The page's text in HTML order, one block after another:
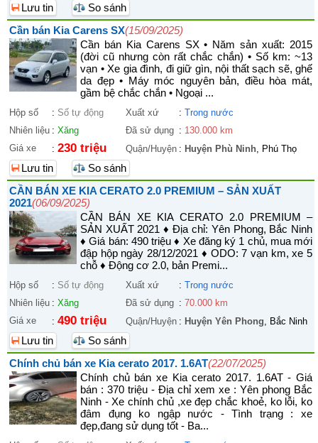
Lưu tin
So sánh
Cần bán Kia Carens SX(15/09/2025)
Cần bán Kia Carens SX • Năm sản xuất: 2015
(đời cũ nhưng còn rất chắc chắn) • Số km: ~13
vạn • Xe gia đình, đi giữ gìn, nội thất sạch sẽ, ghế
da đẹp • Máy móc nguyên bản, điều hòa mát,
gầm bệ chắc chắn • Ngoại ...
Hộp số : Số tự động Xuất xứ : Trong nước
Nhiên liệu : Xăng Đã sử dụng : 130.000 km
Giá xe
: 230 triệu Quận/Huyện : Huyện Phù Ninh, Phú Thọ
Lưu tin
So sánh
CẦN BÁN XE KIA CERATO 2.0 PREMIUM – SẢN XUẤT
2021(06/09/2025)
CẦN BÁN XE KIA CERATO 2.0 PREMIUM –
SẢN XUẤT 2021 ♦ Địa chỉ: Yên Phong, Bắc Ninh
♦ Giá bán: 490 triệu ♦ Xe đăng ký 1 chủ, mua mới
đập hộp ngày 28/12/2021 ♦ ODO: 7 vạn km, xe 5
chỗ ♦ Động cơ 2.0, bản Premi...
Hộp số : Số tự động Xuất xứ : Trong nước
Nhiên liệu : Xăng Đã sử dụng : 70.000 km
Giá xe
: 490 triệu Quận/Huyện : Huyện Yên Phong, Bắc Ninh
Lưu tin
So sánh
Chính chủ bán xe Kia cerato 2017. 1.6AT(22/07/2025)
Chính chủ bán xe Kia cerato 2017. 1.6AT - Giá
bán : 370 triệu - Địa chỉ xem xe : Yên phong Bắc
Ninh - Xe chính chủ ,xe đẹp chắc khoẻ, ko lỗi, ko
đâm đụng ko ngập nước - Tình trạng : xe
đẹp,đang sử dụng tốt - Ba...